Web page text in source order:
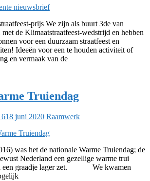
prijs We zijn als buurt 3de van
de Klimaatstraatfeest-wedstrijd en hebben
voor een duurzaam straatfeest en
Ideeën voor een te houden activiteit of
en vermaak van de
Truiendag
18 juni 2020 Raamwerk
was het de nationale Warme Truiendag; de
Nederland een gezellige warme trui
een graadje lager zet. We kwamen